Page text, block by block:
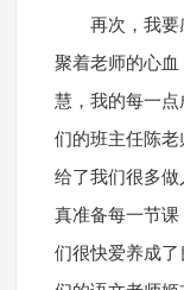
再次，我要
聚着老师的心
慧，我的每一
们的班主任陈
给了我们很多
真准备每一节
们很快爱养成